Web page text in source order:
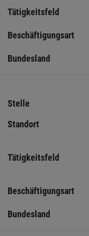
Tätigkeitsfeld
Beschäftigungsart
Bundesland
Stelle
Standort
Tätigkeitsfeld
Beschäftigungsart
Bundesland